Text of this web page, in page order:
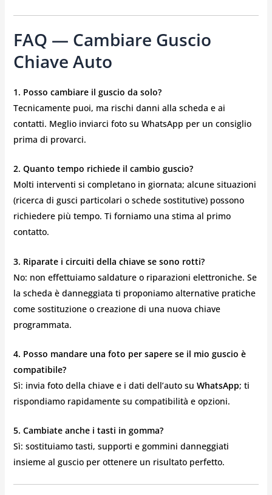
FAQ — Cambiare Guscio
Chiave Auto
1. Posso cambiare il guscio da solo?
Tecnicamente puoi, ma rischi danni alla scheda e ai
contatti. Meglio inviarci foto su WhatsApp per un consiglio
prima di provarci.
2. Quanto tempo richiede il cambio guscio?
Molti interventi si completano in giornata; alcune situazioni
(ricerca di gusci particolari o schede sostitutive) possono
richiedere più tempo. Ti forniamo una stima al primo
contatto.
3. Riparate i circuiti della chiave se sono rotti?
No: non effettuiamo saldature o riparazioni elettroniche. Se
la scheda è danneggiata ti proponiamo alternative pratiche
come sostituzione o creazione di una nuova chiave
programmata.
4. Posso mandare una foto per sapere se il mio guscio è
compatibile?
Sì: invia foto della chiave e i dati dell’auto su WhatsApp; ti
rispondiamo rapidamente su compatibilità e opzioni.
5. Cambiate anche i tasti in gomma?
Sì: sostituiamo tasti, supporti e gommini danneggiati
insieme al guscio per ottenere un risultato perfetto.